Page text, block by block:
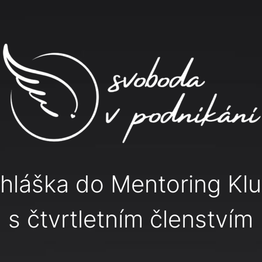
do Mentoring
s čtvrtletním členstvím